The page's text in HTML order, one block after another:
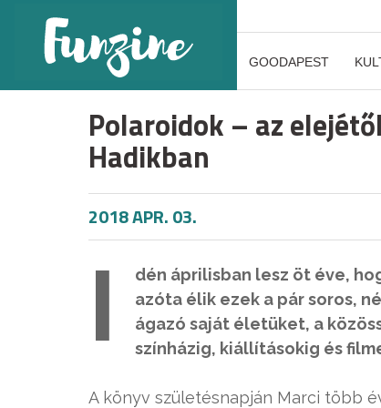
GOODAPEST
Polaroidok – az
Hadikban
2018 APR. 03.
I dén áprilisban lesz öt éve,
azóta élik ezek a pár soros,
ágazó saját életüket, a
színházig, kiállításokig és
A könyv születésnapján Marci több